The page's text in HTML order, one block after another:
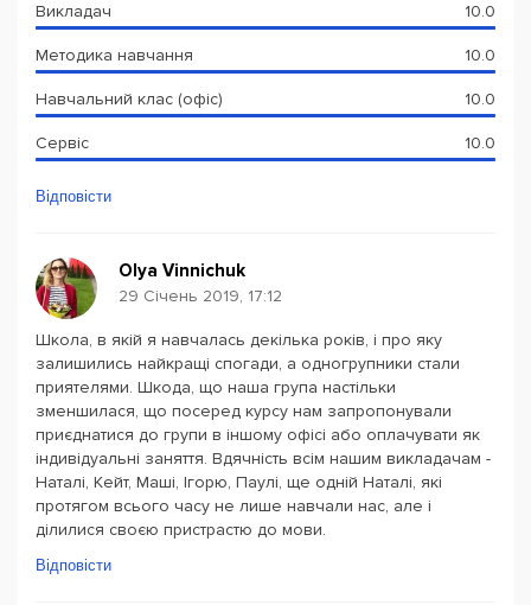
Викладач 10.0
Методика навчання 10.0
Навчальний клас (офіс) 10.0
Сервіс 10.0
Відповісти
Olya Vinnichuk
29 Січень 2019, 17:12
Школа, в якій я навчалась декілька років, і про яку
залишились найкращі спогади, а одногрупники стали
приятелями. Шкода, що наша група настільки
зменшилася, що посеред курсу нам запропонували
приєднатися до групи в іншому офісі або оплачувати як
індивідуальні заняття. Вдячність всім нашим викладачам -
Наталі, Кейт, Маші, Ігорю, Паулі, ще одній Наталі, які
протягом всього часу не лише навчали нас, але і
ділилися своєю пристрастю до мови.
Відповісти